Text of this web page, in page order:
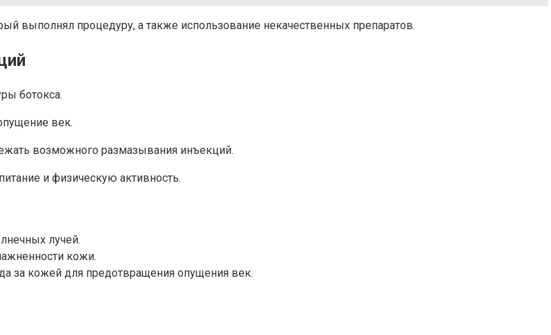
выполнял процедуру, а также использование некачественных препаратов.
ботокса.
век.
возможного размазывания инъекций.
и физическую активность.
лучей.
кожи.
за кожей для предотвращения опущения век.